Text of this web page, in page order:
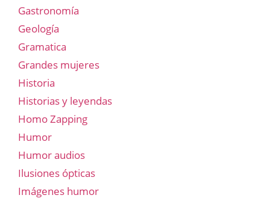
Gastronomía
Geología
Gramatica
Grandes mujeres
Historia
Historias y leyendas
Homo Zapping
Humor
Humor audios
Ilusiones ópticas
Imágenes humor